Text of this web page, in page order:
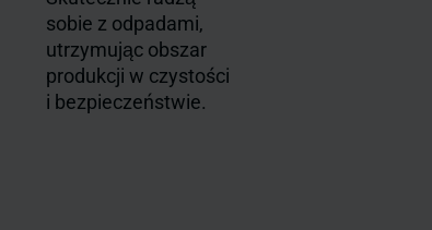
sobie z odpadami,
utrzymując obszar
produkcji w czystości
i bezpieczeństwie.